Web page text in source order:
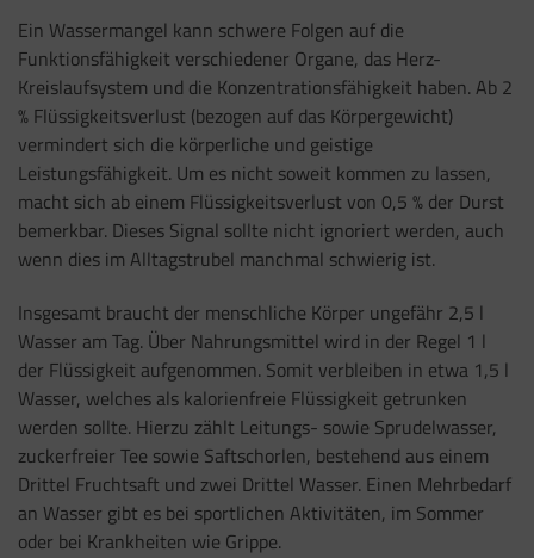
Ein Wassermangel kann schwere Folgen auf die
Funktionsfähigkeit verschiedener Organe, das Herz-
Kreislaufsystem und die Konzentrationsfähigkeit haben. Ab 2
% Flüssigkeitsverlust (bezogen auf das Körpergewicht)
vermindert sich die körperliche und geistige
Leistungsfähigkeit. Um es nicht soweit kommen zu lassen,
macht sich ab einem Flüssigkeitsverlust von 0,5 % der Durst
bemerkbar. Dieses Signal sollte nicht ignoriert werden, auch
wenn dies im Alltagstrubel manchmal schwierig ist.
Insgesamt braucht der menschliche Körper ungefähr 2,5 l
Wasser am Tag. Über Nahrungsmittel wird in der Regel 1 l
der Flüssigkeit aufgenommen. Somit verbleiben in etwa 1,5 l
Wasser, welches als kalorienfreie Flüssigkeit getrunken
werden sollte. Hierzu zählt Leitungs- sowie Sprudelwasser,
zuckerfreier Tee sowie Saftschorlen, bestehend aus einem
Drittel Fruchtsaft und zwei Drittel Wasser. Einen Mehrbedarf
an Wasser gibt es bei sportlichen Aktivitäten, im Sommer
oder bei Krankheiten wie Grippe.